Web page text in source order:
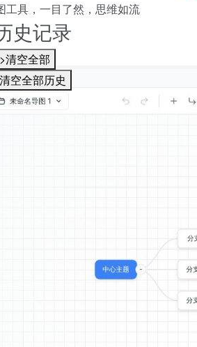
史记录
>清空全部
清空全部历史
工具，一目了然，思维如流